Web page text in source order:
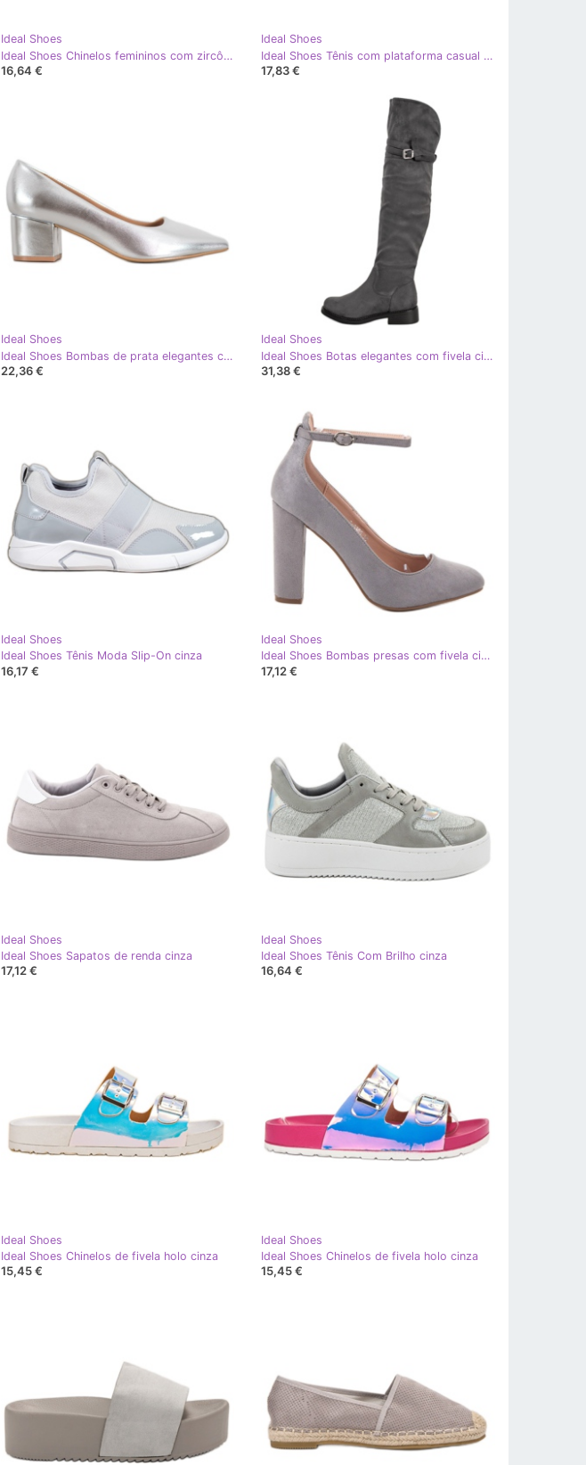
Ideal Shoes
Ideal Shoes Chinelos femininos com zircônia cúbica cinza
16,64 €
Ideal Shoes
Ideal Shoes Tênis com plataforma casual branco cinza
17,83 €
Ideal Shoes
Ideal Shoes Bombas de prata elegantes cinza
22,36 €
Ideal Shoes
Ideal Shoes Botas elegantes com fivela cinza
31,38 €
Ideal Shoes
Ideal Shoes Tênis Moda Slip-On cinza
16,17 €
Ideal Shoes
Ideal Shoes Bombas presas com fivela cinza
17,12 €
Ideal Shoes
Ideal Shoes Sapatos de renda cinza
17,12 €
Ideal Shoes
Ideal Shoes Tênis Com Brilho cinza
16,64 €
Ideal Shoes
Ideal Shoes Chinelos de fivela holo cinza
15,45 €
Ideal Shoes
Ideal Shoes Chinelos de fivela holo cinza
15,45 €